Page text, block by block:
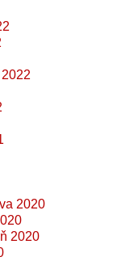
2020
2020